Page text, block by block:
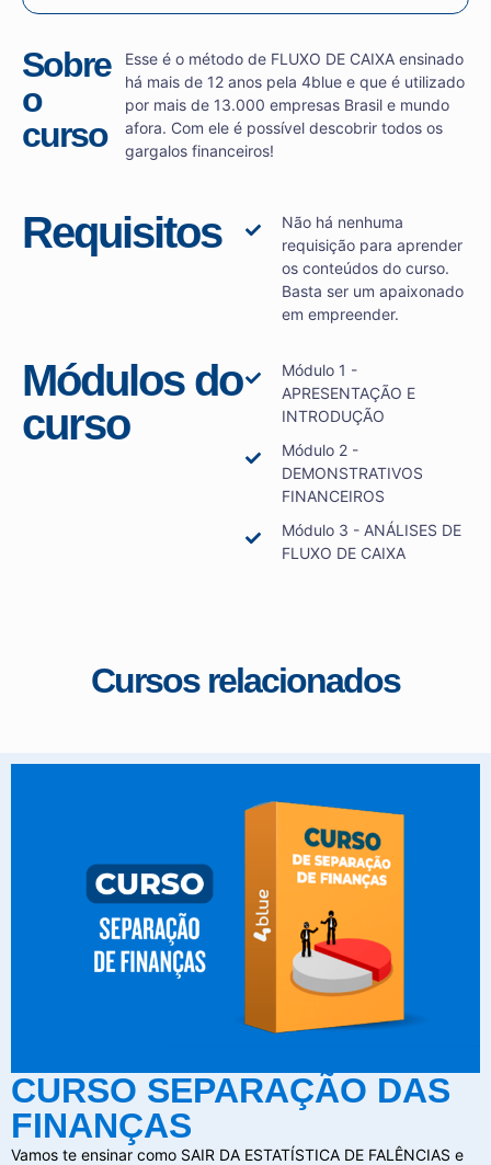
Sobre
o
curso
Esse é o método de FLUXO DE CAIXA ensinado
há mais de 12 anos pela 4blue e que é utilizado
por mais de 13.000 empresas Brasil e mundo
afora. Com ele é possível descobrir todos os
gargalos financeiros!
Requisitos
Não há nenhuma
requisição para aprender
os conteúdos do curso.
Basta ser um apaixonado
em empreender.
Módulos do
curso
Módulo 1 -
APRESENTAÇÃO E
INTRODUÇÃO
Módulo 2 -
DEMONSTRATIVOS
FINANCEIROS
Módulo 3 - ANÁLISES DE
FLUXO DE CAIXA
Cursos relacionados
CURSO SEPARAÇÃO DAS
FINANÇAS
Vamos te ensinar como SAIR DA ESTATÍSTICA DE FALÊNCIAS e